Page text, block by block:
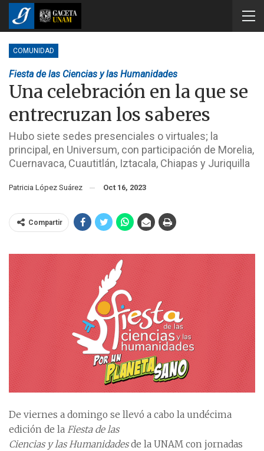
COMUNIDAD
Fiesta de las Ciencias y las Humanidades
Una celebración en la que se
entrecruzan los saberes
Hubo siete sedes presenciales o virtuales; la
principal, en Universum, con participación de Morelia,
Cuernavaca, Cuautitlán, Iztacala, Chiapas y Juriquilla
Patricia López Suárez Oct 16, 2023
Compartir
De viernes a domingo se llevó a cabo la undécima
edición de la Fiesta de las
Ciencias y las Humanidadesde la UNAM con jornadas